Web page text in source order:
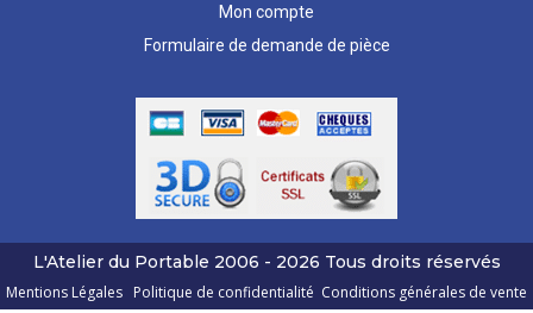
Mon compte
Formulaire de demande de pièce
L'Atelier du Portable 2006 - 2026 Tous droits réservés
Mentions Légales Politique de confidentialité Conditions générales de vente